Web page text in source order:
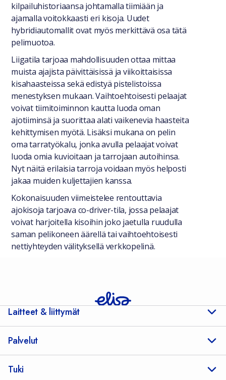
kilpailuhistoriaansa johtamalla tiimiään ja
ajamalla voitokkaasti eri kisoja. Uudet
hybridiautomallit ovat myös merkittävä osa tätä
pelimuotoa.
Liigatila tarjoaa mahdollisuuden ottaa mittaa
muista ajajista päivittäisissä ja viikoittaisissa
kisahaasteissa sekä edistyä pistelistoissa
menestyksen mukaan. Vaihtoehtoisesti pelaajat
voivat tiimitoiminnon kautta luoda oman
ajotiiminsä ja suorittaa alati vaikenevia haasteita
kehittymisen myötä. Lisäksi mukana on pelin
oma tarratyökalu, jonka avulla pelaajat voivat
luoda omia kuvioitaan ja tarrojaan autoihinsa.
Nyt näitä erilaisia tarroja voidaan myös helposti
jakaa muiden kuljettajien kanssa.
Kokonaisuuden viimeistelee rentouttavia
ajokisoja tarjoava co-driver-tila, jossa pelaajat
voivat harjoitella kisoihin joko jaetulla ruudulla
saman pelikoneen äärellä tai vaihtoehtoisesti
nettiyhteyden välityksellä verkkopelinä.
Laitteet & liittymät
Palvelut
Tuki